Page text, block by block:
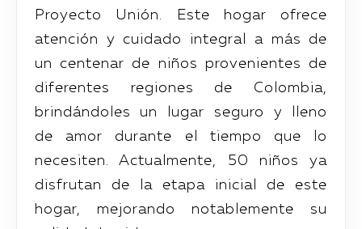
Proyecto Unión. Este hogar ofrece
atención y cuidado integral a más de
un centenar de niños provenientes de
diferentes regiones de Colombia,
brindándoles un lugar seguro y lleno
de amor durante el tiempo que lo
necesiten. Actualmente, 50 niños ya
disfrutan de la etapa inicial de este
hogar, mejorando notablemente su